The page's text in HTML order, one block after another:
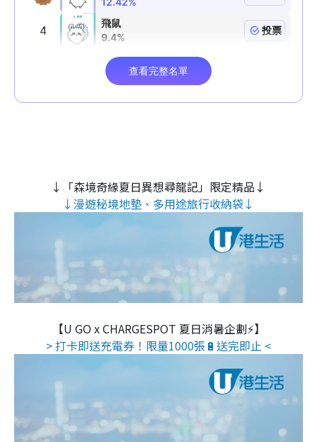
↓「森境奇緣夏日異想尋龍記」限定精品↓
↓漫遊秘境地墊、多用途旅行收納袋↓
【U GO x CHARGESPOT 夏日消暑企劃⚡】
> 打卡即送充電券！限量1000張🔋送完即止 <